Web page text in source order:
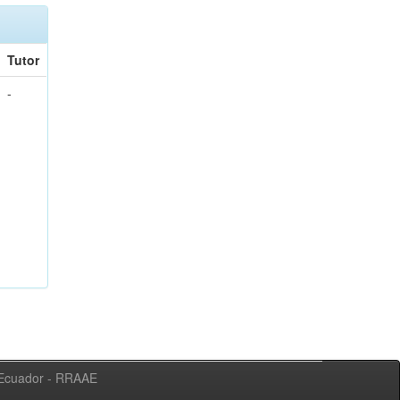
Tutor
-
- RRAAE